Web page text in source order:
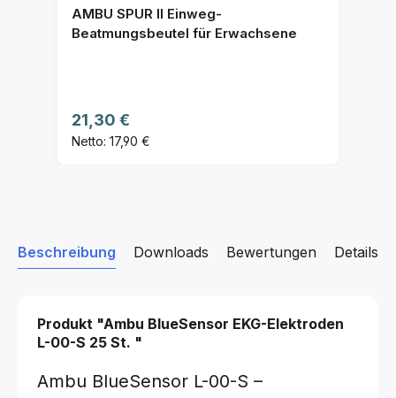
AMBU SPUR II Einweg-
Beatmungsbeutel für Erwachsene
Regulärer Preis:
21,30 €
Netto: 17,90 €
Beschreibung Downloads Details
Bewertungen
Produkt "Ambu BlueSensor EKG-Elektroden
L-00-S 25 St. "
Ambu BlueSensor L-00-S –